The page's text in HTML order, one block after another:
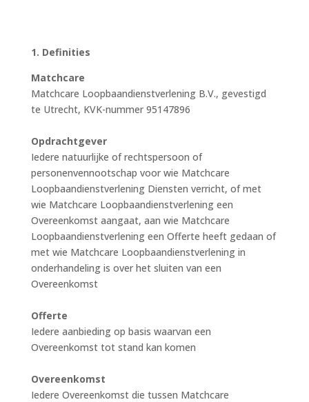
1. Definities
Matchcare
Matchcare Loopbaandienstverlening B.V., gevestigd
te Utrecht, KVK-nummer 95147896
Opdrachtgever
Iedere natuurlijke of rechtspersoon of
personenvennootschap voor wie Matchcare
Loopbaandienstverlening Diensten verricht, of met
wie Matchcare Loopbaandienstverlening een
Overeenkomst aangaat, aan wie Matchcare
Loopbaandienstverlening een Offerte heeft gedaan of
met wie Matchcare Loopbaandienstverlening in
onderhandeling is over het sluiten van een
Overeenkomst
Offerte
Iedere aanbieding op basis waarvan een
Overeenkomst tot stand kan komen
Overeenkomst
Iedere Overeenkomst die tussen Matchcare